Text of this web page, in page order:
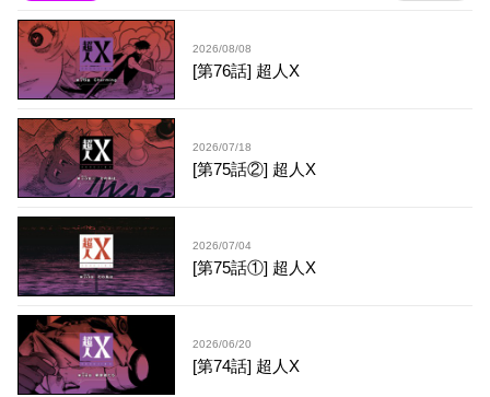
2026/08/08
[第76話] 超人X
2026/07/18
[第75話②] 超人X
2026/07/04
[第75話①] 超人X
2026/06/20
[第74話] 超人X